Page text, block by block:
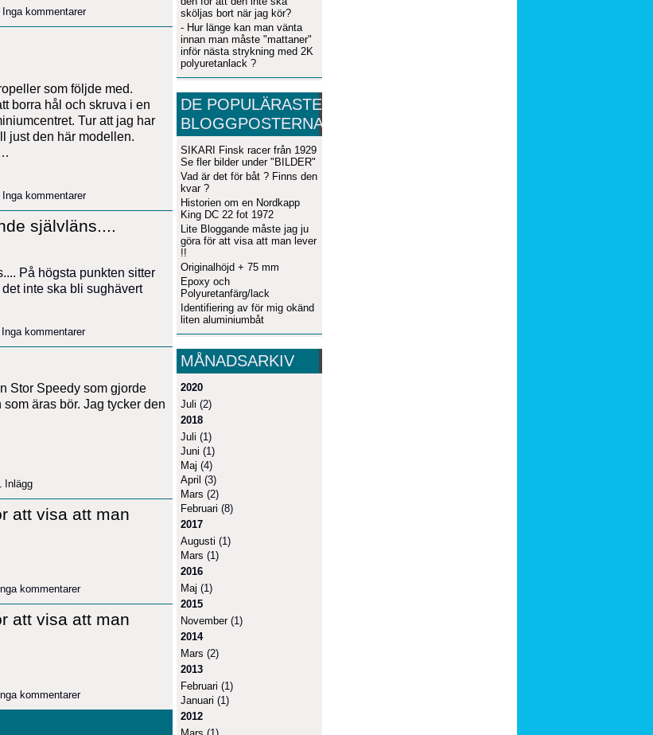
kommentarer
som följde med.
borra hål och skruva i en
Tur att jag har
just den här modellen.
kommentarer
självläns....
På högsta punkten sitter
inte ska bli sughävert
kommentarer
Stor Speedy som gjorde
äras bör. Jag tycker den
Inlägg
att visa att man
kommentarer
att visa att man
kommentarer
sköljas bort när jag kör?
- Hur länge kan man vänta
innan man måste "mattaner"
inför nästa strykning med 2K
polyuretanlack ?
DE POPULÄRASTE
BLOGGPOSTERNA
SIKARI Finsk racer från 1929
Se fler bilder under "BILDER"
Vad är det för båt ? Finns den
kvar ?
Historien om en Nordkapp
King DC 22 fot 1972
Lite Bloggande måste jag ju
göra för att visa att man lever
!!
Originalhöjd + 75 mm
Epoxy och
Polyuretanfärg/lack
Identifiering av för mig okänd
liten aluminiumbåt
MÅNADSARKIV
2020
Juli (2)
2018
Juli (1)
Juni (1)
Maj (4)
April (3)
Mars (2)
Februari (8)
2017
Augusti (1)
Mars (1)
2016
Maj (1)
2015
November(1)
2014
Mars (2)
2013
Februari (1)
Januari (1)
2012
Mars (1)